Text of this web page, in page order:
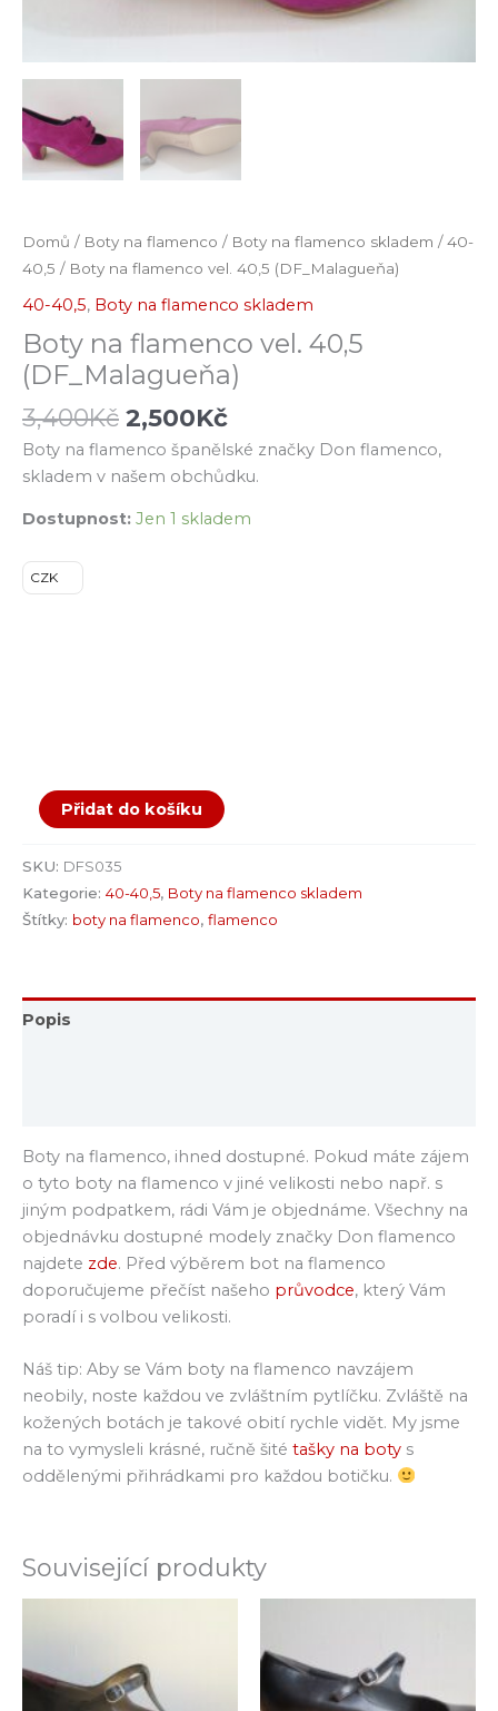
Domů / Boty na flamenco / Boty na flamenco skladem /40-
40,5 / Boty na flamenco vel. 40,5 (DF_Malagueňa)
40-40,5, Boty na flamenco skladem
Boty na flamenco vel. 40,5
(DF_Malagueňa)
3,400Kč 2,500Kč
Boty na flamenco španělské značky Don flamenco,
skladem v našem obchůdku.
Dostupnost: Jen 1 skladem
CZK
Přidat do košíku
SKU: DFS035
Kategorie: 40-40,5, Boty na flamenco skladem
Štítky: boty na flamenco, flamenco
Popis
Boty na flamenco, ihned dostupné. Pokud máte zájem
o tyto boty na flamenco v jiné velikosti nebo např. s
jiným podpatkem, rádi Vám je objednáme. Všechny na
objednávku dostupné modely značky Don flamenco
najdete zde. Před výběrem bot na flamenco
doporučujeme přečíst našeho průvodce, který Vám
poradí i s volbou velikosti.
Náš tip: Aby se Vám boty na flamenco navzájem
neobily, noste každou ve zvláštním pytlíčku. Zvláště na
kožených botách je takové obití rychle vidět. My jsme
na to vymysleli krásné, ručně šité tašky na boty s
oddělenými přihrádkami pro každou botičku.
Související produkty